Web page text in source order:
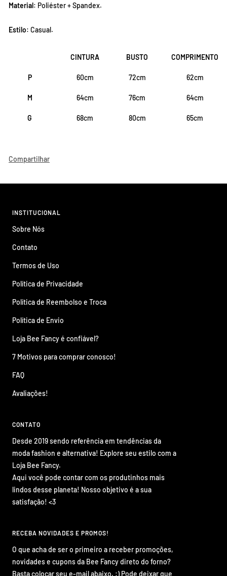
Material: Poliéster + Spandex.
Estilo: Casual.
CINTURA BUSTO COMPRIMENTO
P 60cm 72cm 62cm
M 64cm 76cm 64cm
G 68cm 80cm 65cm
Compartilhar
INSTITUCIONAL
Sobre Nós
Contato
Termos de Uso
Política de Privacidade
Política de Reembolso e Troca
Política de Envio
Loja Bee Fancy é confiável?
7 Motivos para comprar conosco!
FAQ
Avaliações!
CONTATO
Desde 2019 sendo referência em tendências da
moda fashion e alternativa! Explore seu estilo com a
Loja Bee Fancy.
Aqui você pode contar com os produtinhos mais
lindos desse planeta! Nosso objetivo é a sua
satisfação! <3
RECEBA NOVIDADES E PROMOS!
O que acha de ser o primeiro a receber promoções,
novidades e cupons da Bee Fancy direto do forno?
Basta colocar seu e-mail abaixo. :) Pode deixar que